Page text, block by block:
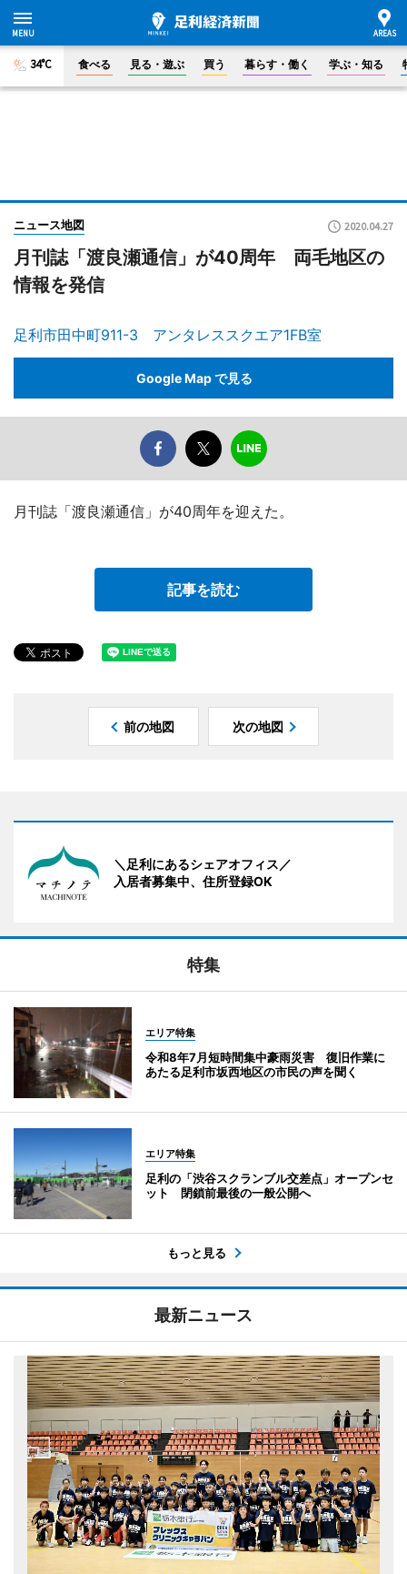
34°C 食べる 見る・遊ぶ 買う 暮らす・働く 学ぶ・知る
ニュース地図 2020.04.27
月刊誌「渡良瀬通信」が40周年 両毛地区の
情報を発信
足利市田中町911-3 アンタレススクエア1FB室
Google Map で見る
月刊誌「渡良瀬通信」が40周年を迎えた。
記事を読む
前の地図 次の地図
＼足利にあるシェアオフィス／
入居者募集中、住所登録OK
特集
エリア特集
令和8年7月短時間集中豪雨災害 復旧作業に
あたる足利市坂西地区の市民の声を聞く
エリア特集
足利の「渋谷スクランブル交差点」オープンセ
ット 閉鎖前最後の一般公開へ
もっと見る
最新ニュース